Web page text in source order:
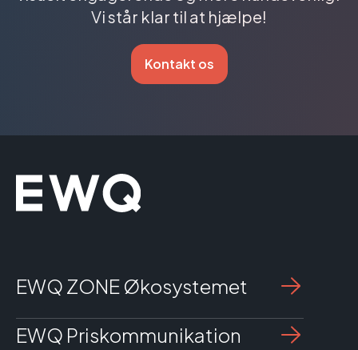
Vi står klar til at hjælpe!
Kontakt os
EWQ ZONE Økosystemet
EWQ Priskommunikation